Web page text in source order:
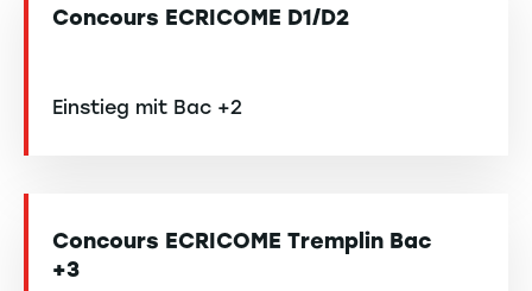
Concours ECRICOME D1/D2
Einstieg mit Bac +2
Concours ECRICOME Tremplin Bac
+3